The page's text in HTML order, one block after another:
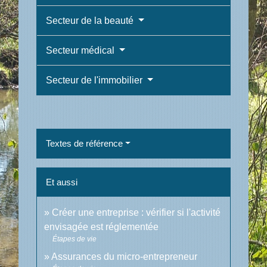
Secteur de la beauté
Secteur médical
Secteur de l'immobilier
Textes de référence
Et aussi
Créer une entreprise : vérifier si l'activité
envisagée est réglementée
Étapes de vie
Assurances du micro-entrepreneur